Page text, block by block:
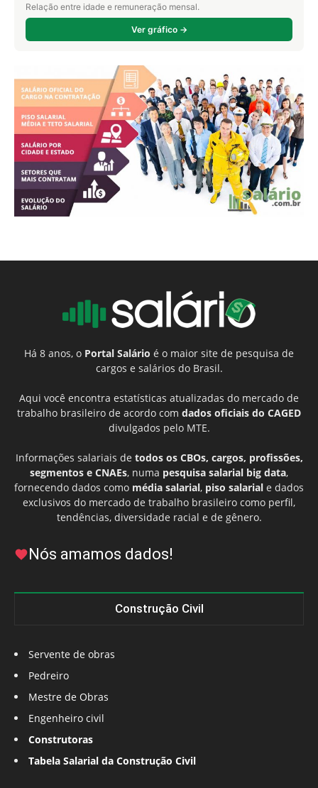
Relação entre idade e remuneração mensal.
Ver gráfico →
Há 8 anos, o Portal Salário é o maior site de pesquisa de
cargos e salários do Brasil.
Aqui você encontra estatísticas atualizadas do mercado de
trabalho brasileiro de acordo com dados oficiais do CAGED
divulgados pelo MTE.
Informações salariais de todos os CBOs, cargos, profissões,
segmentos e CNAEs, numa pesquisa salarial big data,
fornecendo dados como média salarial, piso salarial e dados
exclusivos do mercado de trabalho brasileiro como perfil,
tendências, diversidade racial e de gênero.
Nós amamos dados!
Construção Civil
Servente de obras
Pedreiro
Mestre de Obras
Engenheiro civil
Construtoras
Tabela Salarial da Construção Civil